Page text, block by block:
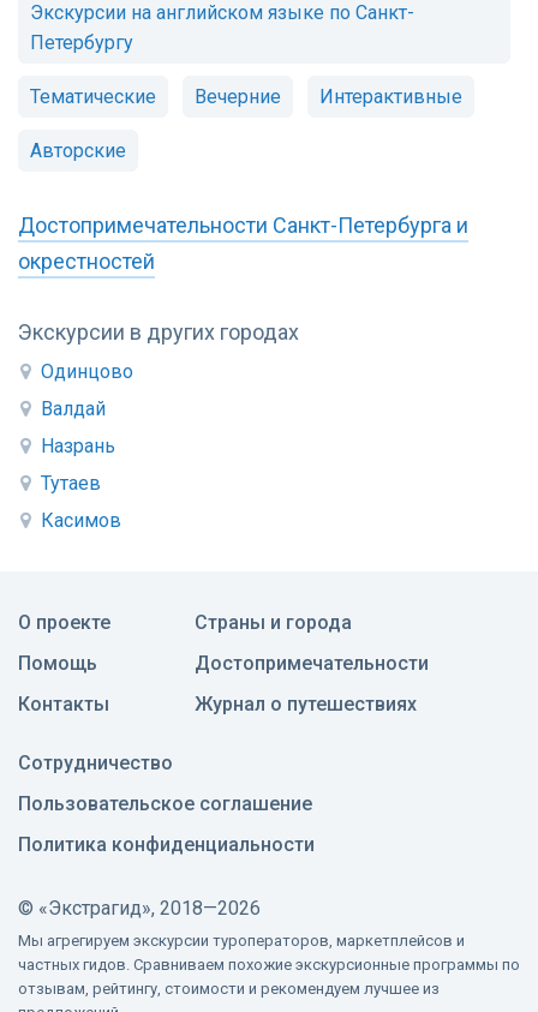
Экскурсии в других городах
Одинцово
Валдай
Назрань
Тутаев
Касимов
Экскурсии на английском языке по Санкт-
Петербургу
Тематические Вечерние Интерактивные
Авторские
Достопримечательности Санкт-Петербурга и
окрестностей
О проекте
Помощь
Контакты
Страны и города
Достопримечательности
Журнал о путешествиях
Сотрудничество
Пользовательское соглашение
Политика конфиденциальности
© «Экстрагид», 2018—2026
Мы агрегируем экскурсии туроператоров, маркетплейсов и
частных гидов. Сравниваем похожие экскурсионные программы по
отзывам, рейтингу, стоимости и рекомендуем лучшее из